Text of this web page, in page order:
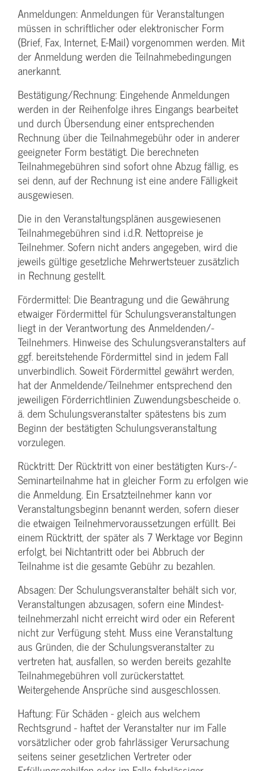
Anmeldungen: Anmeldungen für Veranstaltungen
müssen in schriftlicher oder elektronischer Form
(Brief, Fax, Internet, E-Mail) vorgenommen werden. Mit
der Anmeldung werden die Teilnahme­bedingungen
anerkannt.
Bestätigung­/Rechnung: Eingehende Anmeldungen
werden in der Reihenfolge ihres Eingangs bearbeitet
und durch Übersendung einer entsprechenden
Rechnung über die Teilnahmegebühr oder in anderer
geeigneter Form bestätigt. Die berechneten
Teilnahmegebühren sind sofort ohne Abzug fällig, es
sei denn, auf der Rechnung ist eine andere Fälligkeit
ausgewiesen.
Die in den Veranstaltungsplänen ausgewiesenen
Teilnahmegebühren sind i.d.R. Nettopreise je
Teilnehmer. Sofern nicht anders angegeben, wird die
jeweils gültige gesetzliche Mehrwertsteuer zusätzlich
in Rechnung gestellt.
Fördermittel: Die Beantragung und die Gewährung
etwaiger Fördermittel für Schulungs­veranstaltungen
liegt in der Verantwortung des Anmeldenden/­
Teilnehmers. Hinweise des Schulungs­veranstalters auf
ggf. bereitstehende Fördermittel sind in jedem Fall
unverbindlich. Soweit Fördermittel gewährt werden,
hat der Anmeldende/­Teilnehmer entsprechend den
jeweiligen Förderrichtlinien Zuwendungs­bescheide o.
ä. dem Schulungs­veranstalter spätestens bis zum
Beginn der bestätigten Schulungs­veranstaltung
vorzulegen.
Rücktritt: Der Rücktritt von einer bestätigten Kurs-/­
Seminarteilnahme hat in gleicher Form zu erfolgen wie
die Anmeldung. Ein Ersatzteilnehmer kann vor
Veranstaltungs­beginn benannt werden, sofern dieser
die etwaigen Teilnehmer­voraussetzungen erfüllt. Bei
einem Rücktritt, der später als 7 Werktage vor Beginn
erfolgt, bei Nichtantritt oder bei Abbruch der
Teilnahme ist die gesamte Gebühr zu bezahlen.
Absagen: Der Schulungs­veranstalter behält sich vor,
Veranstaltungen abzusagen, sofern eine Mindest­
teilnehmerzahl nicht erreicht wird oder ein Referent
nicht zur Verfügung steht. Muss eine Veranstaltung
aus Gründen, die der Schulungs­veranstalter zu
vertreten hat, ausfallen, so werden bereits gezahlte
Teilnahme­gebühren voll zurückerstattet.
Weitergehende Ansprüche sind ausgeschlossen.
Haftung: Für Schäden - gleich aus welchem
Rechtsgrund - haftet der Veranstalter nur im Falle
vorsätzlicher oder grob fahrlässiger Verursachung
seitens seiner gesetzlichen Vertreter oder